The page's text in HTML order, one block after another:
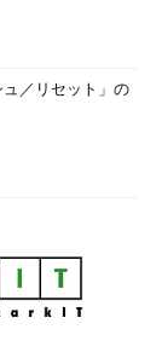
／リセット」の